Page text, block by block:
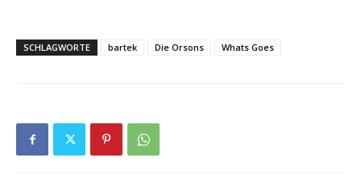
SCHLAGWORTE bartek Die Orsons Whats Goes